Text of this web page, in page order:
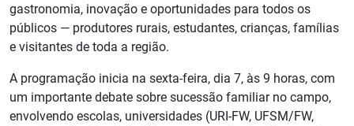
gastronomia, inovação e oportunidades para todos os
públicos — produtores rurais, estudantes, crianças, famílias
e visitantes de toda a região.
A programação inicia na sexta-feira, dia 7, às 9 horas, com
um importante debate sobre sucessão familiar no campo,
envolvendo escolas, universidades (URI-FW, UFSM/FW,